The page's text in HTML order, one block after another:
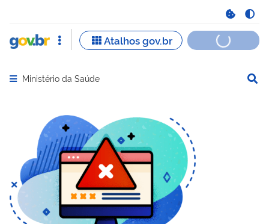
Abrir menu principal de navegação
Ministério da Saúde